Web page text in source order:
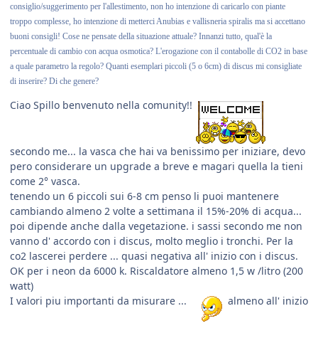
consiglio/suggerimento per l'allestimento, non ho intenzione di caricarlo con piante
troppo complesse, ho intenzione di metterci Anubias e vallisneria spiralis ma si accettano
buoni consigli! Cose ne pensate della situazione attuale? Innanzi tutto, qual'è la
percentuale di cambio con acqua osmotica? L'erogazione con il contabolle di CO2 in base
a quale parametro la regolo? Quanti esemplari piccoli (5 o 6cm) di discus mi consigliate
di inserire? Di che genere?
Ciao Spillo benvenuto nella comunity!!
secondo me... la vasca che hai va benissimo per iniziare, devo
pero considerare un upgrade a breve e magari quella la tieni
come 2° vasca.
tenendo un 6 piccoli sui 6-8 cm penso li puoi mantenere
cambiando almeno 2 volte a settimana il 15%-20% di acqua...
poi dipende anche dalla vegetazione. i sassi secondo me non
vanno d' accordo con i discus, molto meglio i tronchi. Per la
co2 lascerei perdere ... quasi negativa all' inizio con i discus.
OK per i neon da 6000 k. Riscaldatore almeno 1,5 w /litro (200
watt)
I valori piu importanti da misurare ...
almeno all' inizio